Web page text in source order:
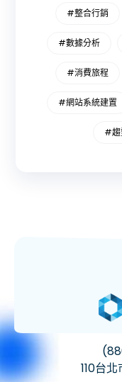
#整合行銷
#數據分析
#消費旅程
#網站系統建置
#趨
110台